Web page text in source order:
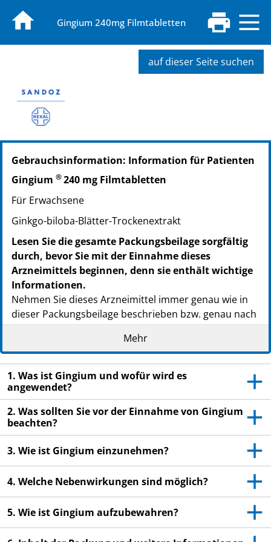
Gingium 240mg Filmtabletten
auf dieser Seite suchen
PZN: 14171107
PPN: 111417110700
PZN: 14171113
PZN: 14171194
PPN: 111417119457
PZN: 14171202
PPN: 111417120251
PZN: 14171219
PPN: 111417121941
Gebrauchsinformation: Information für Patienten
Gingium ®240 mg Filmtabletten
Für Erwachsene
Ginkgo-biloba-Blätter-Trockenextrakt
Lesen Sie die gesamte Packungsbeilage sorgfältig
durch, bevor Sie mit der Einnahme dieses
Arzneimittels beginnen, denn sie enthält wichtige
Informationen.
Nehmen Sie dieses Arzneimittel immer genau wie in
dieser Packungsbeilage beschrieben bzw. genau nach
Anweisung Ihres Arztes oder Apothekers ein.
Heben Sie die Packungsbeilage auf. Vielleicht
möchten Sie diese später nochmals lesen.
Fragen Sie Ihren Apotheker, wenn Sie weitere
Informationen oder einen Rat benötigen.
Wenn Sie Nebenwirkungen bemerken, wenden Sie
sich an Ihren Arzt oder Apotheker. Dies gilt auch
für Nebenwirkungen, die nicht in dieser
Packungsbeilage angegeben sind. Siehe Abschnitt
4.
Wenn Sie sich nicht besser oder gar schlechter
fühlen, wenden Sie sich an Ihren Arzt.
Mehr
1. Was ist Gingium und wofür wird es
angewendet?
2. Was sollten Sie vor der Einnahme von Gingium
beachten?
3. Wie ist Gingium einzunehmen?
4. Welche Nebenwirkungen sind möglich?
5. Wie ist Gingium aufzubewahren?